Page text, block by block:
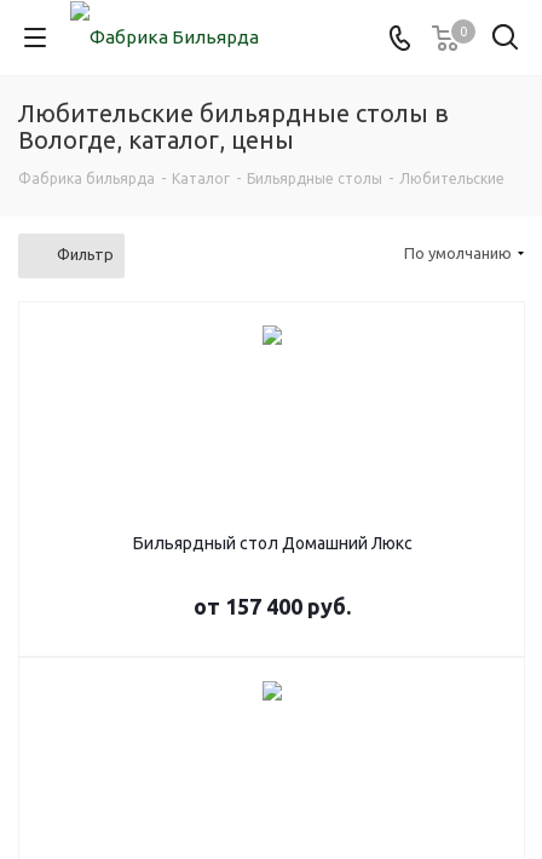
0
Любительские бильярдные столы в
Вологде, каталог, цены
Фабрика бильярда - Каталог - Бильярдные столы - Любительские
Фильтр По умолчанию
Бильярдный стол Домашний Люкс
от 157 400 руб.